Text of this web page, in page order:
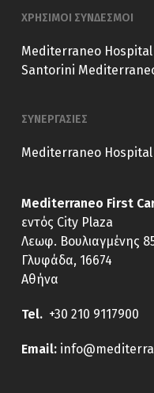
ΧΡΗΣΙΜΟΙ ΣΥΝΔΕΣΜΟΙ
Mediterraneo Hospital
Santorini
ΣΥΝΕΡΓΑΣΙΕΣ
Mediterraneo Hospital
Mediterraneo First
εντός City Plaza
Λεωφ. Βουλιαγμένης
Γλυφάδα, 16674
Αθήνα
Tel. +30 210 9117900
Email: